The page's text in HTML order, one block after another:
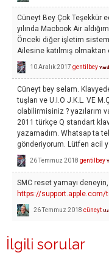
Cüneyt Bey Çok Teşekkür
yılında Macbook Air
Önceki diğer işletim
Ailesine katılmış
10 Aralık 2017 gentilbey
Cüneyt bey selam.
tuşları ve U.I.O J.K.L. VE
olabilirmisiniz ? yazılarım
2011 türkçe Q standart
yazamadım. Whatsap ta
gönderiyorum. Lütfen acil
26 Temmuz 2018 gentilbey
SMC reset yamayı
https://support.apple.com/
26 Temmuz 2018 cüneyt
İlgili sorular